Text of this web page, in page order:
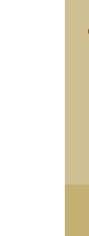
스
어
-부
도│
-부
-부